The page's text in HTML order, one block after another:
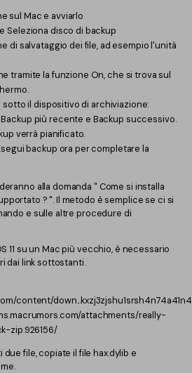
sul Mac e avviarlo
Seleziona disco di backup
di salvataggio dei file, ad esempio l'unità
tramite la funzione On, che si trova sul
il dispositivo di archiviazione:
più recente e Backup successivo.
verrà pianificato.
backup ora per completare la
alla domanda " Come si installa
? ". Il metodo è semplice se ci si
e sulle altre procedure di
11 su un Mac più vecchio, è necessario
dai link sottostanti.
content/
attachments/really-
zip.926156/
file, copiate il file hax.dylib e